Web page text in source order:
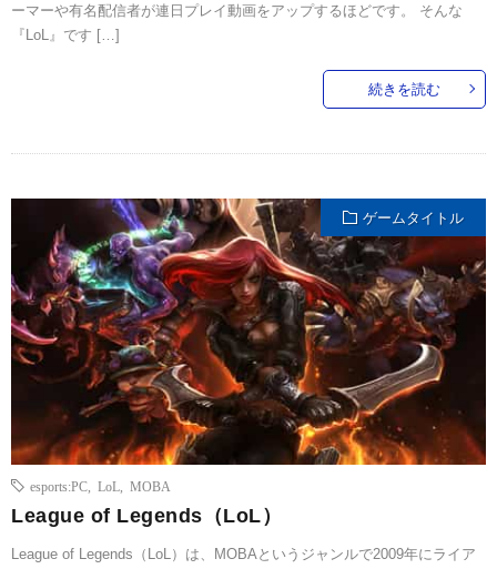
ーマーや有名配信者が連日プレイ動画をアップするほどです。 そんな
『LoL』です […]
続きを読む
ゲームタイトル
esports:PC LoL MOBA
League of Legends（LoL）
League of Legends（LoL）は、MOBAというジャンルで2009年にライア